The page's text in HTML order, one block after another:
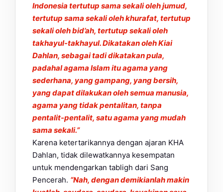
Indonesia tertutup sama sekali oleh jumud,
tertutup sama sekali oleh khurafat, tertutup
sekali oleh bid’ah, tertutup sekali oleh
takhayul-takhayul. Dikatakan oleh Kiai
Dahlan, sebagai tadi dikatakan pula,
padahal agama Islam itu agama yang
sederhana, yang gampang, yang bersih,
yang dapat dilakukan oleh semua manusia,
agama yang tidak pentalitan, tanpa
pentalit-pentalit, satu agama yang mudah
sama sekali.”
Karena ketertarikannya dengan ajaran KHA
Dahlan, tidak dilewatkannya kesempatan
untuk mendengarkan tabligh dari Sang
Pencerah. “Nah, dengan demikianlah makin